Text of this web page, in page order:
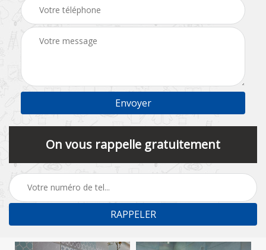
On vous rappelle gratuitement